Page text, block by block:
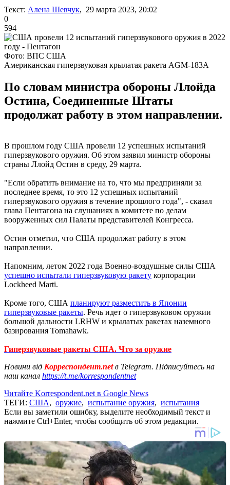
Текст: Алена Шевчук, 29 марта 2023, 20:02
0
594
Фото: ВПС США
Американская гиперзвуковая крылатая ракета AGM-183A
По словам министра обороны Ллойда
Остина, Соединенные Штаты
продолжат работу в этом направлении.
В прошлом году США провели 12 успешных испытаний
гиперзвукового оружия. Об этом заявил министр обороны
страны Ллойд Остин в среду, 29 марта.
"Если обратить внимание на то, что мы предприняли за
последнее время, то это 12 успешных испытаний
гиперзвукового оружия в течение прошлого года", - сказал
глава Пентагона на слушаниях в комитете по делам
вооруженных сил Палаты представителей Конгресса.
Остин отметил, что США продолжат работу в этом
направлении.
Напомним, летом 2022 года Военно-воздушные силы США
успешно испытали гиперзвуковую ракету корпорации
Lockheed Marti.
Кроме того, США планируют разместить в Японии
гиперзвуковые ракеты. Речь идет о гиперзвуковом оружии
большой дальности LRHW и крылатых ракетах наземного
базирования Tomahawk.
Гиперзвуковые ракеты США. Что за оружие
Новини від Корреспондент.netв Telegram. Підписуйтесь на
наш канал https://t.me/korrespondentnet
Читайте Korrespondent.net в Google News
ТЕГИ: США, оружие, испытание оружия, испытания
Если вы заметили ошибку, выделите необходимый текст и
нажмите Ctrl+Enter, чтобы сообщить об этом редакции.